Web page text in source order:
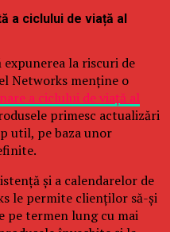
a ciclului de viață al
la riscuri de
Networks menține o
a ciclului de viață al
primesc actualizări
util, pe baza unor
și a calendarelor de
le permite clienților să-și
pe termen lung cu mai